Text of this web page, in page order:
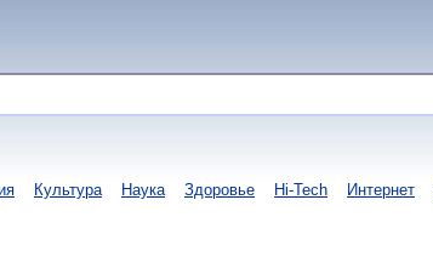
Культура Наука Здоровье Hi-Tech Интернет